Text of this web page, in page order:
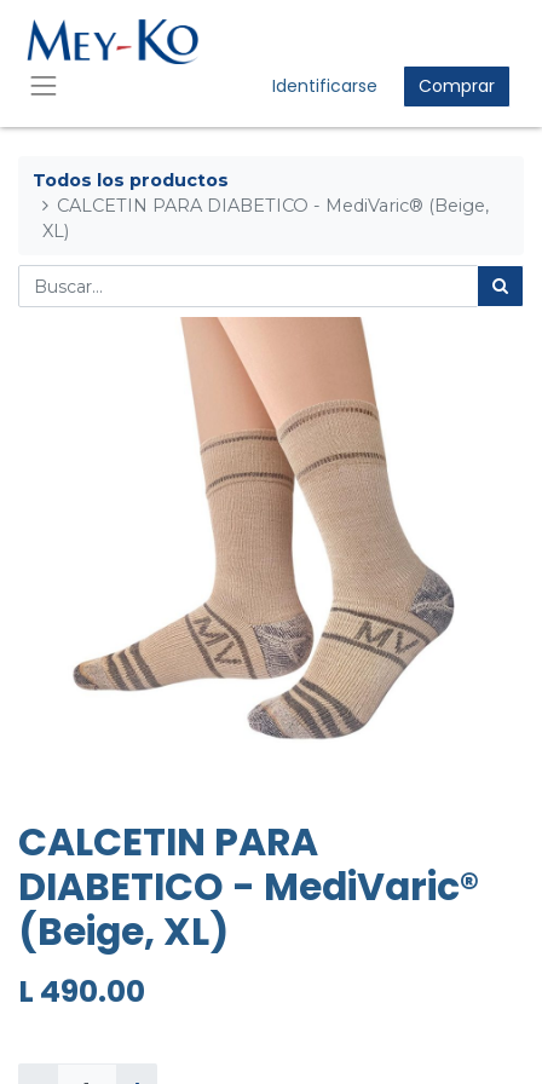
Identificarse Comprar
Todos los productos
CALCETIN PARA DIABETICO - MediVaric® (Beige,
XL)
CALCETIN PARA
DIABETICO - MediVaric®
(Beige, XL)
L 490.00